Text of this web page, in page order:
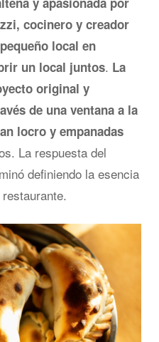
cocinero y creador
local en
un local juntos. La
original y
de una ventana a la
locro y empanadas
La respuesta del
definiendo la esencia